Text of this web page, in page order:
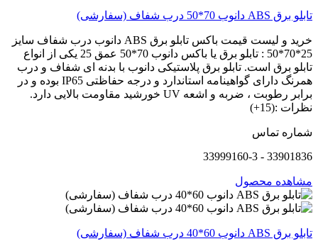
تابلو برق ABS دانوب 70*50 درب شفاف (سفارشی)
خرید و لیست قیمت باکس تابلو برق ABS دانوب درب شفاف سایز
25*70*50 : تابلو برق یا باکس دانوب 70*50 عمق 25 یکی از انواع
تابلو برق است. تابلو برق پلاستیکی دانوب با بدنه ای شفاف و درب
همرنگ دارای گواهینامه استاندارد و درجه حفاظتی IP65 بوده و در
برابر رطوبت ، ضربه و اشعه UV خورشید مقاومت بالایی دارد.
نظرات :(15+)
شماره تماس
33901836 - 33999160-3
مشاهده محصول
تابلو برق ABS دانوب 60*40 درب شفاف (سفارشی)